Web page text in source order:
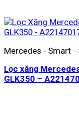
Mercedes - Smart -
Lọc xăng
GLK350 –